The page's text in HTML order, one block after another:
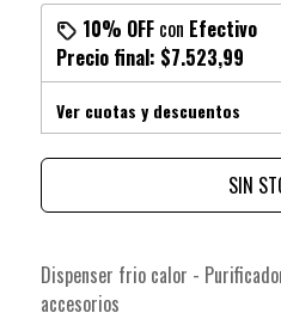
10% OFFcon Efectivo
Precio final: $7.523,99
Ver cuotas y descuentos
SIN
Dispenser frio calor -
accesorios